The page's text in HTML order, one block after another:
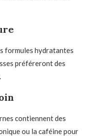
formules hydratantes
préféreront des
contiennent des
ou la caféine pour